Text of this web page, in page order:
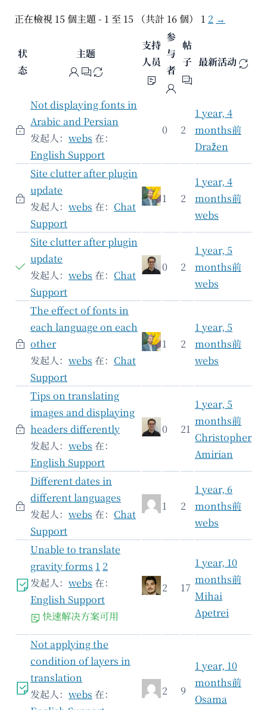
正在檢視 15 個主題 - 1 至 15 （共計 16 個） 1 2 →
状
态
主题
支持
人员
参
与
者
帖
子 最新活动
Not displaying fonts in
Arabic and Persian
发起人： webs 在：
English Support
0 2
1 year, 4
months前
Dražen
Site clutter after plugin
update
发起人： webs 在： Chat
Support
1 2
1 year, 4
months前
webs
Site clutter after plugin
update
发起人： webs 在： Chat
Support
0 2
1 year, 5
months前
webs
The effect of fonts in
each language on each
other
发起人： webs 在： Chat
Support
1 2
1 year, 5
months前
webs
Tips on translating
images and displaying
headers differently
发起人： webs 在：
English Support
0 21
1 year, 5
months前
Christopher
Amirian
Different dates in
different languages
发起人： webs 在： Chat
Support
1 2
1 year, 6
months前
webs
Unable to translate
gravity forms 1 2
发起人： webs 在：
English Support
快速解决方案可用
2 17
1 year, 10
months前
Mihai
Apetrei
Not applying the
condition of layers in
translation
发起人： webs 在：
2 9
1 year, 10
months前
Osama